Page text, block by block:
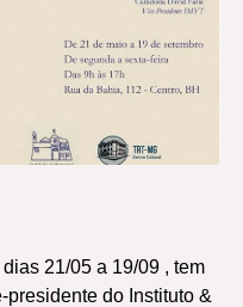
21/05 a 19/09 , tem
do Instituto &